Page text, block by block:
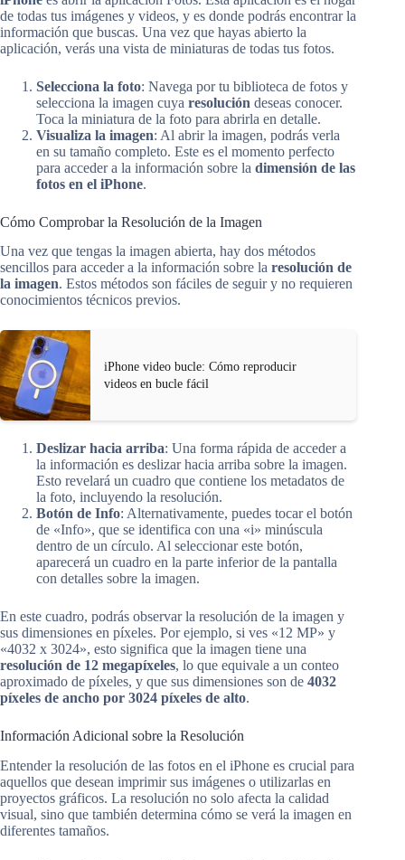
de todas tus imágenes y videos, y es donde podrás encontrar la
información que buscas. Una vez que hayas abierto la
aplicación, verás una vista de miniaturas de todas tus fotos.
Selecciona la foto: Navega por tu biblioteca de fotos y
selecciona la imagen cuya resolución deseas conocer.
Toca la miniatura de la foto para abrirla en detalle.
Visualiza la imagen: Al abrir la imagen, podrás verla
en su tamaño completo. Este es el momento perfecto
para acceder a la información sobre la dimensión de las
fotos en el iPhone.
Cómo Comprobar la Resolución de la Imagen
Una vez que tengas la imagen abierta, hay dos métodos
sencillos para acceder a la información sobre la resolución de
la imagen. Estos métodos son fáciles de seguir y no requieren
conocimientos técnicos previos.
iPhone video bucle: Cómo reproducir
videos en bucle fácil
Deslizar hacia arriba: Una forma rápida de acceder a
la información es deslizar hacia arriba sobre la imagen.
Esto revelará un cuadro que contiene los metadatos de
la foto, incluyendo la resolución.
Botón de Info: Alternativamente, puedes tocar el botón
de «Info», que se identifica con una «i» minúscula
dentro de un círculo. Al seleccionar este botón,
aparecerá un cuadro en la parte inferior de la pantalla
con detalles sobre la imagen.
En este cuadro, podrás observar la resolución de la imagen y
sus dimensiones en píxeles. Por ejemplo, si ves «12 MP» y
«4032 x 3024», esto significa que la imagen tiene una
resolución de 12 megapíxeles, lo que equivale a un conteo
aproximado de píxeles, y que sus dimensiones son de 4032
píxeles de ancho por 3024 píxeles de alto.
Información Adicional sobre la Resolución
Entender la resolución de las fotos en el iPhone es crucial para
aquellos que desean imprimir sus imágenes o utilizarlas en
proyectos gráficos. La resolución no solo afecta la calidad
visual, sino que también determina cómo se verá la imagen en
diferentes tamaños.